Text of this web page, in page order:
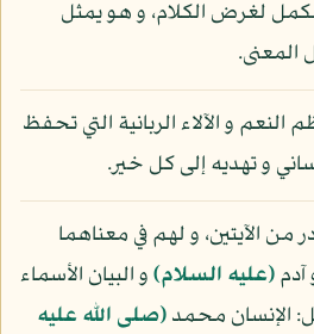
لغرض الكلام، و هو يمثل
المعنى.
و الآلاء الربانية التي تحفظ
و تهديه إلى كل خير.
من الآيتين، و لهم في معناهما
(عليه السلام)و البيان الأسماء
الإنسان محمد(صلى الله عليه